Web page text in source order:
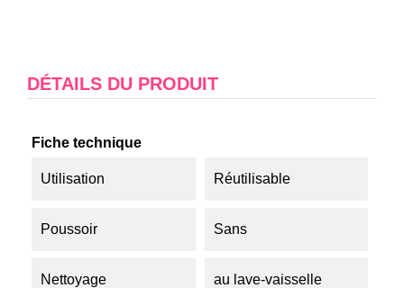
DÉTAILS DU PRODUIT
Fiche technique
Utilisation Réutilisable
Poussoir Sans
Nettoyage au lave-vaisselle